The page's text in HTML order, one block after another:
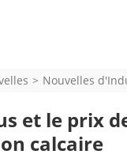
> Nouvelles
et le prix
calcaire